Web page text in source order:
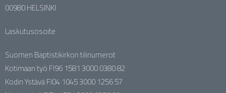
00980 HELSINKI
Laskutusosoite
Suomen Baptistikirkon tilinumerot
Kotimaan työ FI96 1581 3000 0380 82
Kodin Ystävä FI04 1045 3000 1256 57